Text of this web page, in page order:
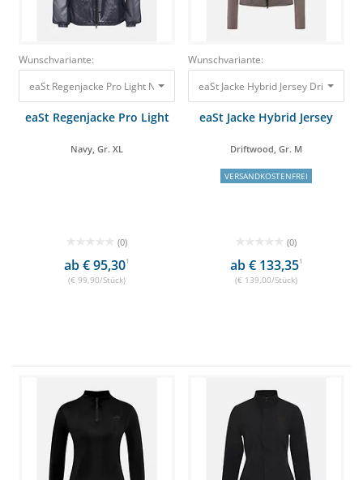
Wunschvariante:
eaSt Regenjacke Pro Light Navy, Gr. XL 99,90 €
eaSt Regenjacke Pro Light
Navy, Gr. XL
(0)
ab € 95,301
(€ 99,90/Stück)
Wunschvariante:
eaSt Jacke Hybrid Jersey Driftwood,
eaSt Jacke Hybrid Jersey
Driftwood, Gr. M
VERSANDKOSTENFREI
(0)
ab € 133,351
(€ 139,00/Stück)